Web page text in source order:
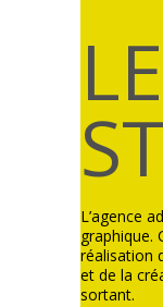
LE
L’agence
graphique.
réalisation
et de la
sortant.